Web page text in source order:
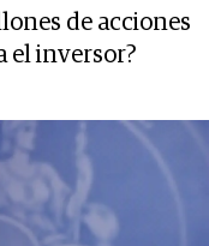
de acciones
el inversor?